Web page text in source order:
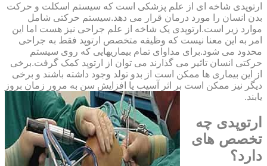
ارتوپدی شاخه ای از علم پزشکی است که سیستم اسکلت و حرکت
بدن انسان را مورد درمان قرار می دهد.سیستم حرکتی شامل
موارد زیر است.ارتوپدی یک شاخه از علم جراحی نیز هست اما این
امر به این معنا نیست که وظیفه متخصص ارتوپد فقط به جراحی
محدود می شود.برای مداوای تمام بیماریهایی که روی سیستم
حرکتی انسان تاثیر می گذارند می توان از ارتوپد کمک گرفت.برخی
از این بیماری ها ممکن است از بدو تولد وجود داشته باشند و برخی
دیگر نیز ممکن است بر اثر آسیب یا افزایش سن به مرور زمان بروز
یابند.
ارتوپدی چه
تخصص های
دارد؟